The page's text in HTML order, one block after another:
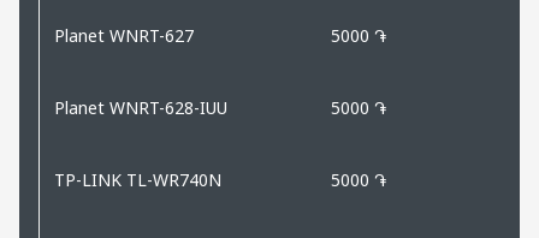
Planet WNRT-627 5000 ֏
Planet WNRT-628-IUU 5000 ֏
TP-LINK TL-WR740N 5000 ֏